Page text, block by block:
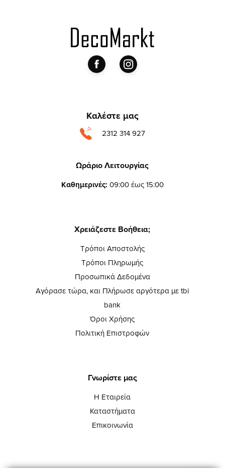
Καλέστε μας
2312 314 927
Ωράριο Λειτουργίας
Καθημερινές: 09:00 έως 15:00
Χρειάζεστε Βοήθεια;
Τρόποι Αποστολής
Τρόποι Πληρωμής
Προσωπικά Δεδομένα
Αγόρασε τώρα, και Πλήρωσε αργότερα με tbi
bank
Όροι Χρήσης
Πολιτική Επιστροφών
Γνωρίστε μας
Η Εταιρεία
Καταστήματα
Επικοινωνία